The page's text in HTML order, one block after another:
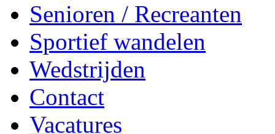
Senioren / Recreanten
Sportief wandelen
Wedstrijden
Contact
Vacatures